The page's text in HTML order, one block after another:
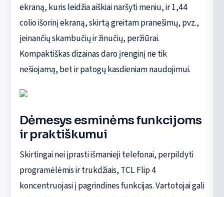
ekraną, kuris leidžia aiškiai naršyti meniu, ir 1,44
colio išorinį ekraną, skirtą greitam pranešimų, pvz.,
įeinančių skambučių ir žinučių, peržiūrai.
Kompaktiškas dizainas daro įrenginį ne tik
nešiojamą, bet ir patogų kasdieniam naudojimui.
Dėmesys esminėms funkcijoms
ir praktiškumui
Skirtingai nei įprasti išmanieji telefonai, perpildyti
programėlėmis ir trukdžiais, TCL Flip 4
koncentruojasi į pagrindines funkcijas. Vartotojai gali